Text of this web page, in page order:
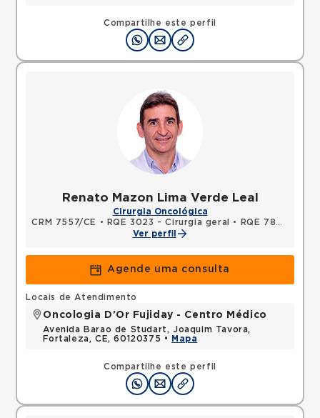
Compartilhe este perfil
Renato Mazon Lima Verde Leal
Cirurgia Oncológica
CRM 7557/CE
• RQE 3023 - Cirurgia geral •
RQE 7877 - Cancerologia/cancerologia cirúrgica
Ver perfil
Agende uma consulta
Compartilhe este perfil
Locais de Atendimento
Oncologia D'Or Fujiday - Centro Médico
Avenida Barao de Studart, Joaquim Tavora,
Fortaleza, CE, 60120375 •
Mapa